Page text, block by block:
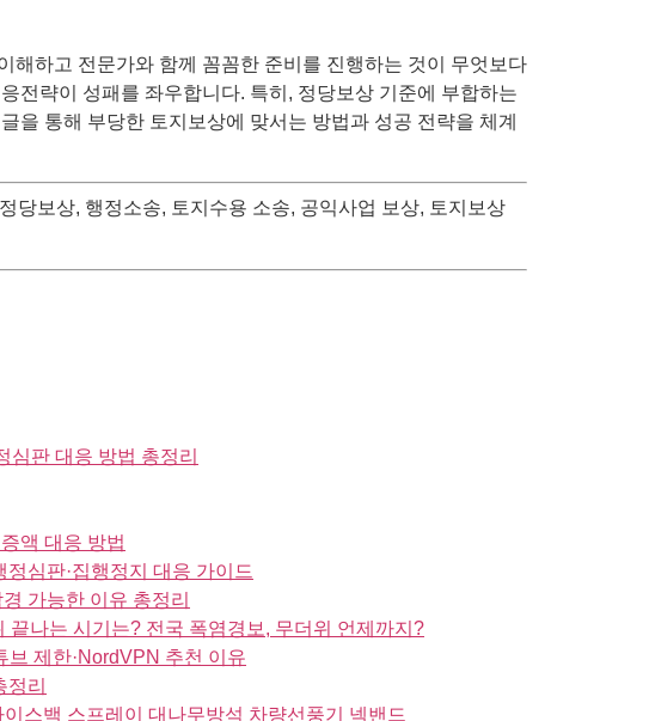
해하고 전문가와 함께 꼼꼼한 준비를 진행하는 것이 무엇보다
전략이 성패를 좌우합니다. 특히, 정당보상 기준에 부합하는
을 통해 부당한 토지보상에 맞서는 방법과 성공 전략을 체계
당보상, 행정소송, 토지수용 소송, 공익사업 보상, 토지보상
심판 대응 방법 총정리
액 대응 방법
심판·집행정지 대응 가이드
가능한 이유 총정리
나는 시기는? 전국 폭염경보, 무더위 언제까지?
제한·NordVPN 추천 이유
리
스백 스프레이 대나무방석 차량선풍기 넥밴드